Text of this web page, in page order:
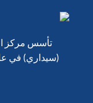
تأسس مركز